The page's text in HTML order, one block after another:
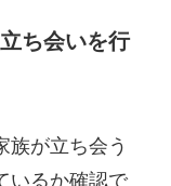
ち会いを行
族が立ち会う
いるか確認で